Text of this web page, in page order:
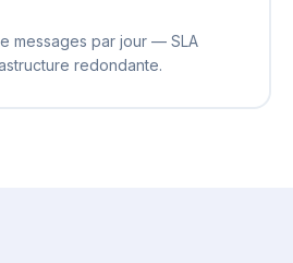
messages par jour — SLA
redondante.